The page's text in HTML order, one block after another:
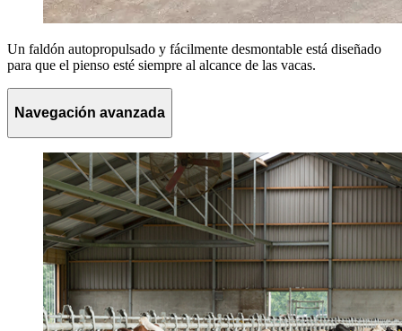
Un faldón autopropulsado y fácilmente desmontable está diseñado
para que el pienso esté siempre al alcance de las vacas.
Navegación avanzada